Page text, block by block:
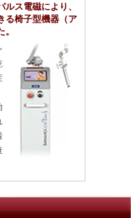
ルス電磁により、
る椅子型機器（ア